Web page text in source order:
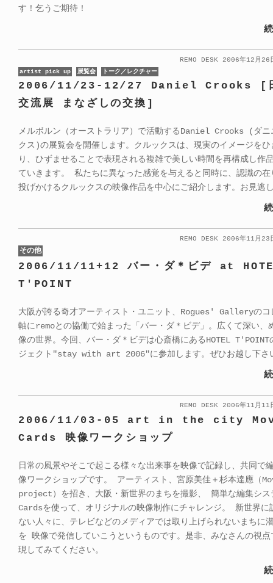
す！乞うご期待！
REMO DESK 2006年12月
artist pick up 展覧会 トーク／レクチャー
2006/11/23-12/27 Daniel Crooks [日
交流展 まなざしの交換]
メルボルン（オーストラリア）で活動するDaniel Crooks (ダニ
クス)の展覧会を開催します。クルックスは、現実のイメージをひ
り、ひずませることで表現される複雑で美しい時間を再構成し作
ていきます。 私たちに異なった感覚を与えると同時に、認識の在
投げかけるクルックスの映像作品を中心にご紹介します。お見逃
REMO DESK 2006年11月
その他
2006/11/11+12 バー・ダ＊ビデ at
T'POINT
大阪が誇る奇才アーティスト・ユニット、Rogues' Galleryのコ
軸にremoとの協働で始まった「バー・ダ＊ビデ」。広くて深い、
像の世界。今回、バー・ダ＊ビデは心斎橋にあるHOTEL T'POINT
ジェクト"stay with art 2006"に参加します。ぜひお越し下さ
REMO DESK 2006年11月
2006/11/03-05 art in the city
Cards 映像ワークショップ
日常の風景やそこで起こる様々な出来事を映像で記録し、共同で
像ワークショップです。 アーティスト、宮原美佳＋杉本達應（
project）を招き、大阪・新世界のまちを撮影、 簡単な編集シス
Cardsを使って、オリジナルの映像制作にチャレンジ。 新世界に
ない人々に、テレビなどのメディアでは取り上げられないまちに
を 映像で発信していこうというものです。是非、みなさんの視点
現してみてください。